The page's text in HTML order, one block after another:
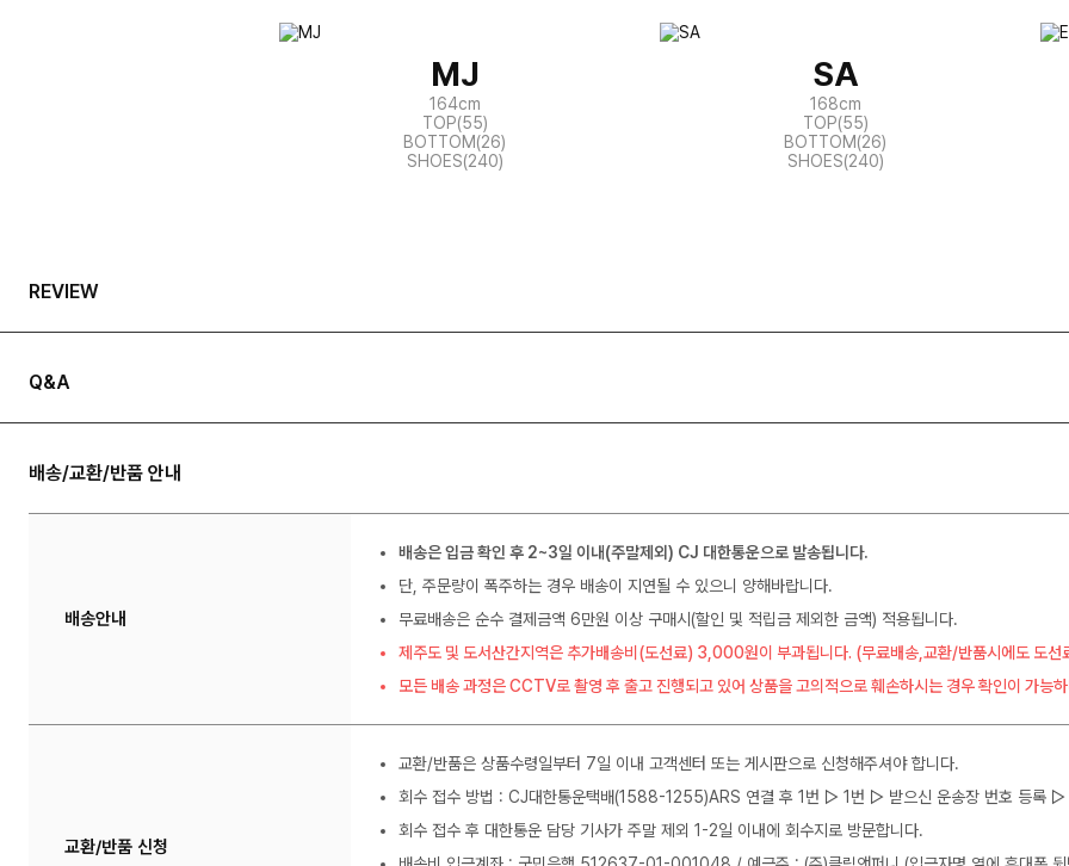
MJ
164cm
TOP(55)
BOTTOM(26)
SHOES(240)
SA
168cm
TOP(55)
BOTTOM(26)
SHOES(240)
REVIEW
Q&A
배송/교환/반품 안내
배송안내
배송은 입금 확인 후 2~3일 이내(주말제외) CJ 대한통운으로 발송됩니다.
단, 주문량이 폭주하는 경우 배송이 지연될 수 있으니 양해바랍니다.
무료배송은 순수 결제금액 6만원 이상 구매시(할인 및 적립금 제외한 금액) 적용됩니다.
제주도 및 도서산간지역은 추가배송비(도선료) 3,000원이 부과됩니다. (무료배송,교환/반품시에도 도선
모든 배송 과정은 CCTV로 촬영 후 출고 진행되고 있어 상품을 고의적으로 훼손하시는 경우 확인이 가능
교환/반품 신청
교환/반품은 상품수령일부터 7일 이내 고객센터 또는 게시판으로 신청해주셔야 합니다.
회수 접수 방법 : CJ대한통운택배(1588-1255)ARS 연결 후 1번 ▷ 1번 ▷ 받으신 운송장 번호 등록 ▷
회수 접수 후 대한통운 담당 기사가 주말 제외 1-2일 이내에 회수지로 방문합니다.